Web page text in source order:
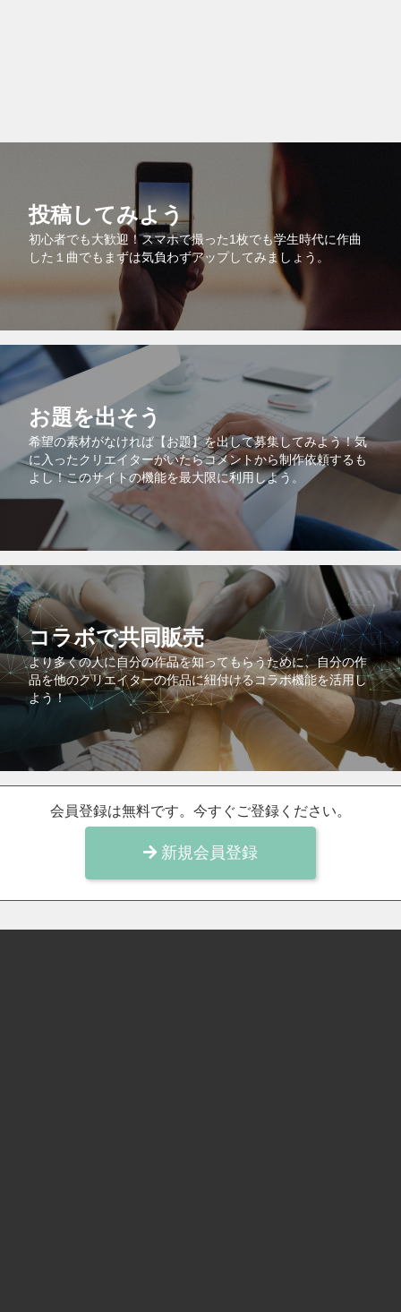
投稿してみよう
初心者でも大歓迎！スマホで撮った1枚でも学生時代に作曲
した１曲でもまずは気負わずアップしてみましょう。
お題を出そう
希望の素材がなければ【お題】を出して募集してみよう！気
に入ったクリエイターがいたらコメントから制作依頼するも
よし！このサイトの機能を最大限に利用しよう。
コラボで共同販売
より多くの人に自分の作品を知ってもらうために、自分の作
品を他のクリエイターの作品に紐付けるコラボ機能を活用し
よう！
会員登録は無料です。今すぐご登録ください。
新規会員登録